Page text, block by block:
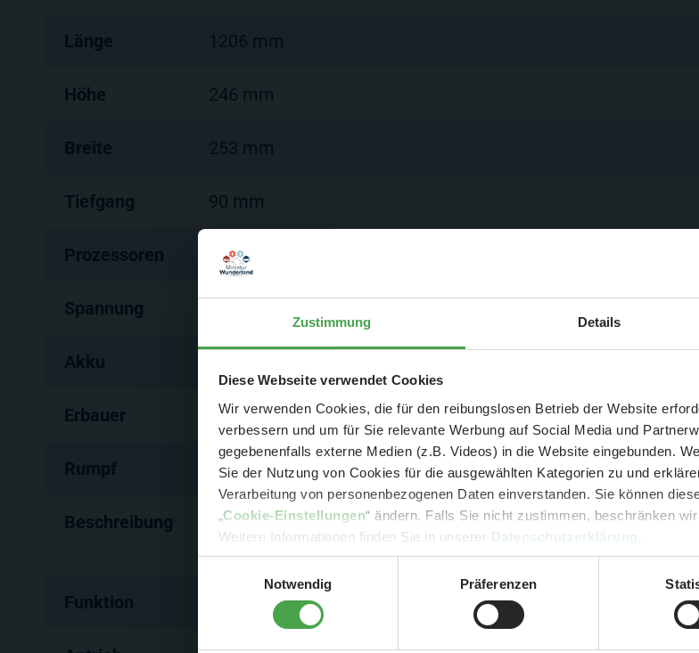
Zustimmung Details
Diese Webseite verwendet Cookies
Wir verwenden Cookies, die für den reibungslosen Betrieb der Website
verbessern und um für Sie relevante Werbung auf Social Media und
gegebenenfalls externe Medien (z.B. Videos) in die Website eingebunden.
Sie der Nutzung von Cookies für die ausgewählten Kategorien zu und
Verarbeitung von personenbezogenen Daten einverstanden. Sie können
„Cookie-Einstellungen“ ändern. Falls Sie nicht zustimmen, beschränken
Weitere Informationen finden Sie in unserer Datenschutzerklärung
Notwendig
Präferenzen
Länge 1206 mm
Höhe 246 mm
Breite 253 mm
Tiefgang 90 mm
Prozessoren
Spannung
Akku
Erbauer Saarlandwerft Bernd Henne, Technik: Wolfgang Münd
Rumpf GFK-Rumpf
Beschreibung
Die Euro Express hat kein genaues Vorbild, sondern ist
Funktion Drehendes Radar, diverse Beleuchtungsfunktionen
Aktuelle
Der Spar-Hammer: 25 % Ersparnis bei Große
und September - ohne
- Abendliche Hafenrundfahrt/
- anschließender Wunderland-BesuchOHNE
- Audiopräsentation: "Die Geschichte des
- Currywurst und Pommes mit Getränk zum
-Sonderpreis nur 34,90 € (statt ca. 47,- € einzeln -